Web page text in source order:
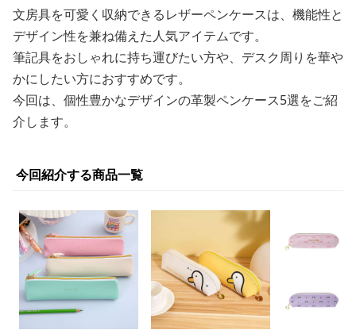
文房具を可愛く収納できるレザーペンケースは、機能性と
デザイン性を兼ね備えた人気アイテムです。
筆記具をおしゃれに持ち運びたい方や、デスク周りを華や
かにしたい方におすすめです。
今回は、個性豊かなデザインの革製ペンケース5選をご紹
介します。
今回紹介する商品一覧